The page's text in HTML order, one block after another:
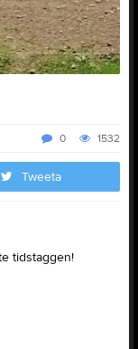
1532
0
Tweeta
tidstaggen!